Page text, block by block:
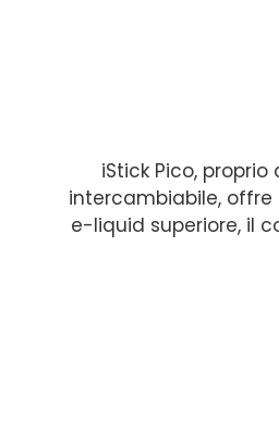
iStick Pico,
intercambiabile, offre
e-liquid superiore, il